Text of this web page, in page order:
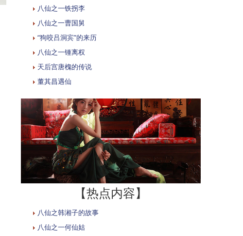
八仙之一铁拐李
八仙之一曹国舅
“狗咬吕洞宾”的来历
八仙之一锺离权
天后宫唐槐的传说
董其昌遇仙
【热点内容】
八仙之韩湘子的故事
八仙之一何仙姑